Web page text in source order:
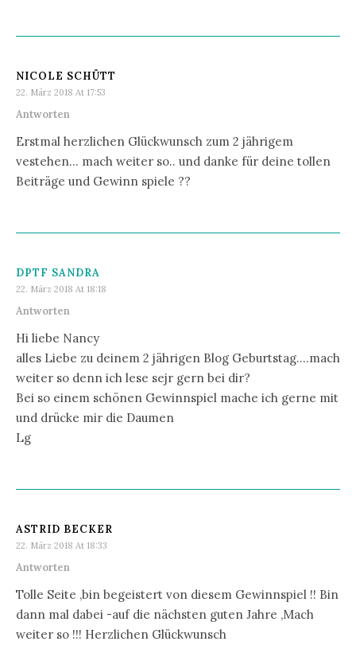
NICOLE SCHÜTT
22. März 2018 At 17:53
Antworten
Erstmal herzlichen Glückwunsch zum 2 jährigem
vestehen… mach weiter so.. und danke für deine tollen
Beiträge und Gewinn spiele ??
DPTF SANDRA
22. März 2018 At 18:18
Antworten
Hi liebe Nancy
alles Liebe zu deinem 2 jährigen Blog Geburtstag….mach
weiter so denn ich lese sejr gern bei dir?
Bei so einem schönen Gewinnspiel mache ich gerne mit
und drücke mir die Daumen
Lg
ASTRID BECKER
22. März 2018 At 18:33
Antworten
Tolle Seite ,bin begeistert von diesem Gewinnspiel !! Bin
dann mal dabei -auf die nächsten guten Jahre ,Mach
weiter so !!! Herzlichen Glückwunsch